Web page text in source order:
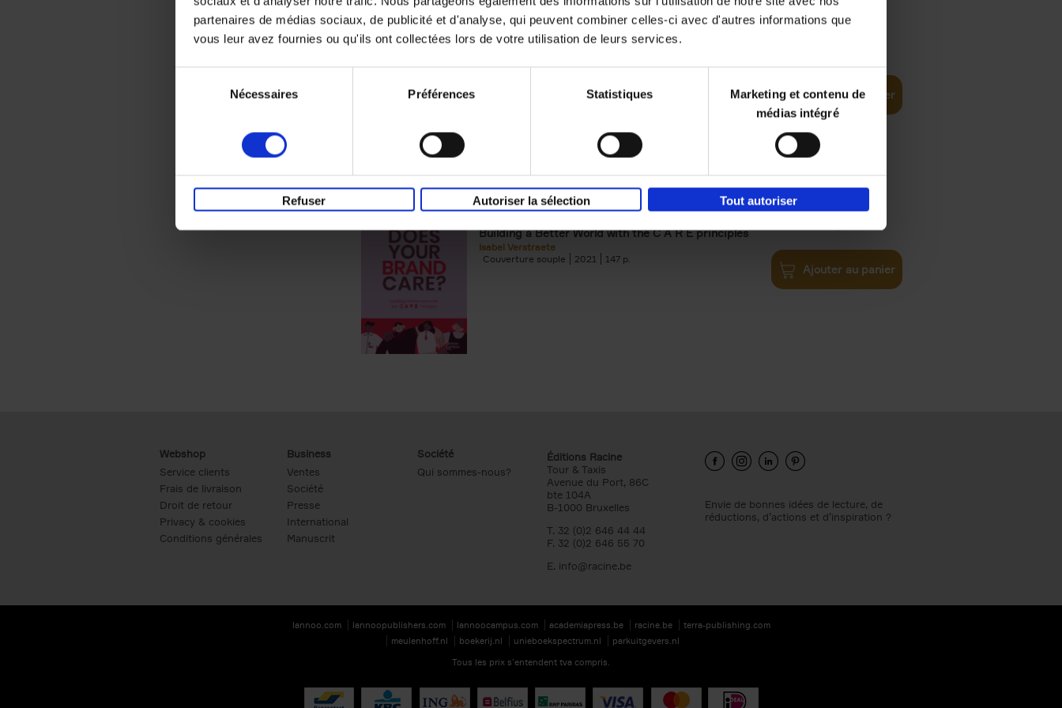
partenaires de médias sociaux, de publicité et d'analyse, qui peuvent combiner celles-ci avec d'autres informations que
vous leur avez fournies ou qu'ils ont collectées lors de votre utilisation de leurs services.
Nécessaires Préférences Statistiques
Marketing et contenu de
médias intégré
Refuser Autoriser la sélection Tout autoriser
Digital marketing like a PRO -
completely revised edition
Ajouter au panier
Does Your Brand Care?
Building a Better World with the C A R E principles
Isabel Verstraete
Couverture souple
2021 147
€34,99
Ajouter au panier
Webshop
Service clients
Frais de livraison
Droit de retour
Privacy & cookies
Conditions générales
Business
Ventes
Société
Presse
International
Manuscrit
Société
Qui sommes-nous?
Éditions Racine
Tour & Taxis
Avenue du Port, 86C
bte 104A
B-1000 Bruxelles
T. 32 (0)2 646 44 44
F. 32 (0)2 646 55 70
E. info@racine.be
Envie de bonnes idées de lecture, de
réductions, d’actions et d’inspiration ?
lannoo.com lannoopublishers.com lannoocampus.com academiapress.be racine.be
terra-publishing.com
meulenhoff.nl
boekerij.nl unieboekspectrum.nl
parkuitgevers.nl
Tous les prix s’entendent tva compris.